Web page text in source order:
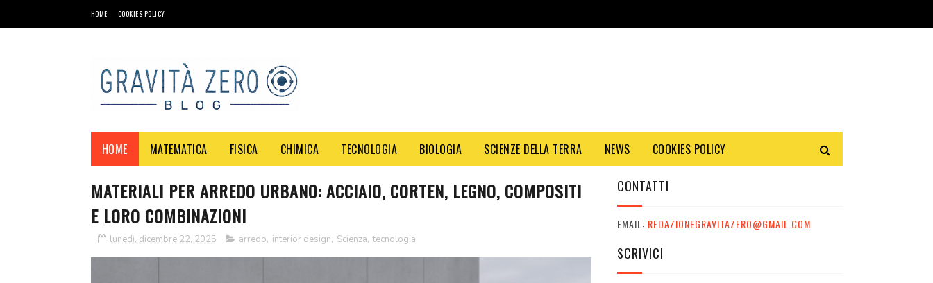
HOME COOKIES POLICY
HOME MATEMATICA FISICA CHIMICA TECNOLOGIA BIOLOGIA SCIENZE DELLA TERRA NEWS COOKIES POLICY
MATERIALI PER ARREDO URBANO: ACCIAIO, CORTEN, LEGNO, COMPOSITI
E LORO COMBINAZIONI
lunedì, dicembre 22, 2025 arredo, interior design, Scienza, tecnologia
CONTATTI
EMAIL: REDAZIONEGRAVITAZERO@GMAIL.COM
SCRIVICI